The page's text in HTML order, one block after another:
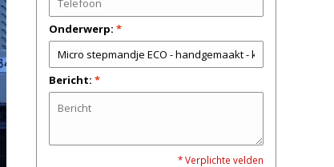
Onderwerp: *
Bericht: *
* Verplichte velden